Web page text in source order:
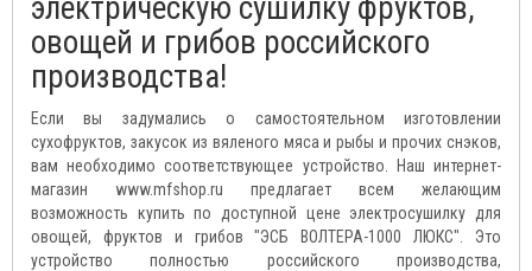
электрическую сушилку фруктов,
овощей и грибов российского
производства!
Если вы задумались о самостоятельном изготовлении
сухофруктов, закусок из вяленого мяса и рыбы и прочих снэков,
вам необходимо соответствующее устройство. Наш интернет-
магазин www.mfshop.ru предлагает всем желающим
возможность купить по доступной цене электросушилку для
овощей, фруктов и грибов "ЭСБ ВОЛТЕРА-1000 ЛЮКС". Это
устройство полностью российского производства,